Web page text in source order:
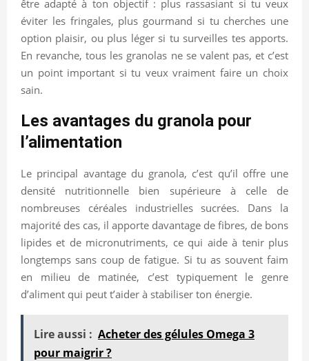
être adapté à ton objectif : plus rassasiant si tu veux
éviter les fringales, plus gourmand si tu cherches une
option plaisir, ou plus léger si tu surveilles tes apports.
En revanche, tous les granolas ne se valent pas, et c’est
un point important si tu veux vraiment faire un choix
sain.
Les avantages du granola pour
l’alimentation
Le principal avantage du granola, c’est qu’il offre une
densité nutritionnelle bien supérieure à celle de
nombreuses céréales industrielles sucrées. Dans la
majorité des cas, il apporte davantage de fibres, de bons
lipides et de micronutriments, ce qui aide à tenir plus
longtemps sans coup de fatigue. Si tu as souvent faim
en milieu de matinée, c’est typiquement le genre
d’aliment qui peut t’aider à stabiliser ton énergie.
Lire aussi : Acheter des gélules Omega 3
pour maigrir ?